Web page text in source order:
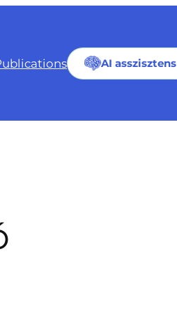
AI asszisztens